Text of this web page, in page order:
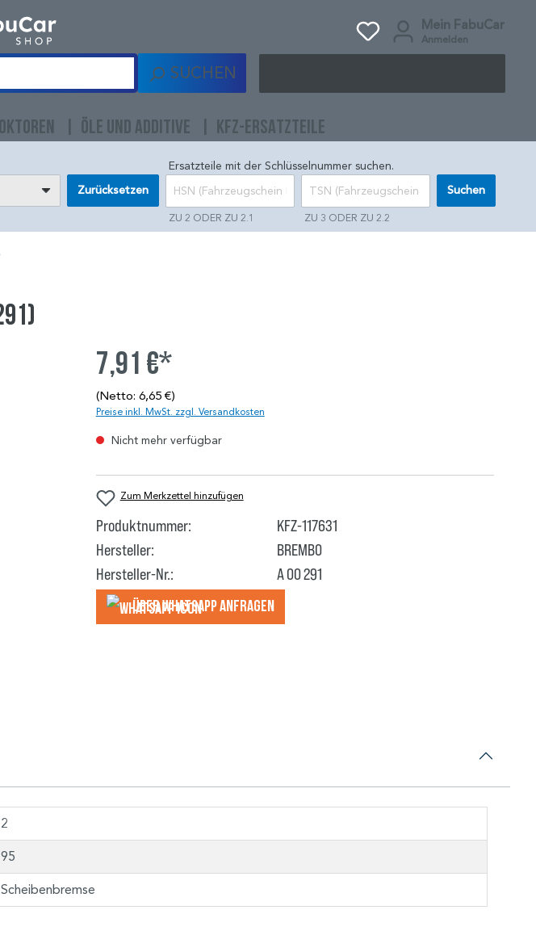
Mein FabuCar
Anmelden
SUCHEN
ÖLE UND ADDITIVE KFZ-ERSATZTEILE
Zurücksetzen
Ersatzteile mit der Schlüsselnummer suchen.
ZU 2 ODER ZU 2.1 ZU 3 ODER ZU 2.2
Suchen
7,91 €*
(Netto: 6,65 €)
Preise inkl. MwSt. zzgl. Versandkosten
Nicht mehr verfügbar
Zum Merkzettel hinzufügen
Produktnummer:
KFZ-117631
Hersteller:
BREMBO
Hersteller-Nr.:
A 00 291
Über WhatsApp anfragеn
2
95
Scheibenbremse